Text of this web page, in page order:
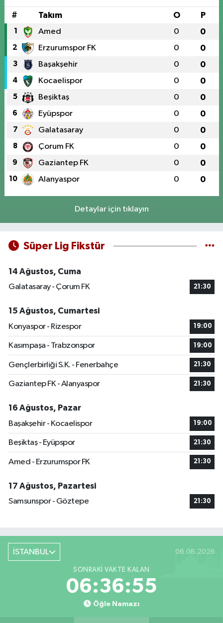
# Takım O P
1 Amed 0 0
2 Erzurumspor FK 0 0
3 Başakşehir 0 0
4 Kocaelispor 0 0
5 Beşiktaş 0 0
6 Eyüpspor 0 0
7 Galatasaray 0 0
8 Çorum FK 0 0
9 Gaziantep FK 0 0
10 Alanyaspor 0 0
Detaylar için tıklayın
Süper Lig Fikstür
14 Ağustos, Cuma
Galatasaray - Çorum FK
21:30
15 Ağustos, Cumartesi
Konyaspor - Rizespor
19:00
Kasımpaşa - Trabzonspor 19:00
Gençlerbirliği S.K. - Fenerbahçe 21:30
Gaziantep FK - Alanyaspor 21:30
16 Ağustos, Pazar
Başakşehir - Kocaelispor
19:00
Beşiktaş - Eyüpspor 21:30
Amed - Erzurumspor FK 21:30
17 Ağustos, Pazartesi
Samsunspor - Göztepe
21:30
İSTANBUL 06.08.2026
SONRAKI VAKTE KALAN
06:36:55
Öğle Namazı